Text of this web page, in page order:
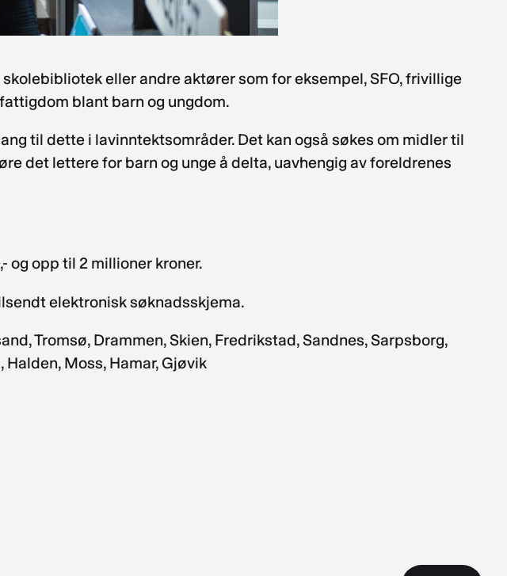
eller andre aktører som for eksempel, SFO, frivillige
blant barn og ungdom.
til dette i lavinntektsområder. Det kan også søkes om midler til
det lettere for barn og unge å delta, uavhengig av foreldrenes
opp til 2 millioner kroner.
elektronisk søknadsskjema.
Tromsø, Drammen, Skien, Fredrikstad, Sandnes, Sarpsborg,
Moss, Hamar, Gjøvik